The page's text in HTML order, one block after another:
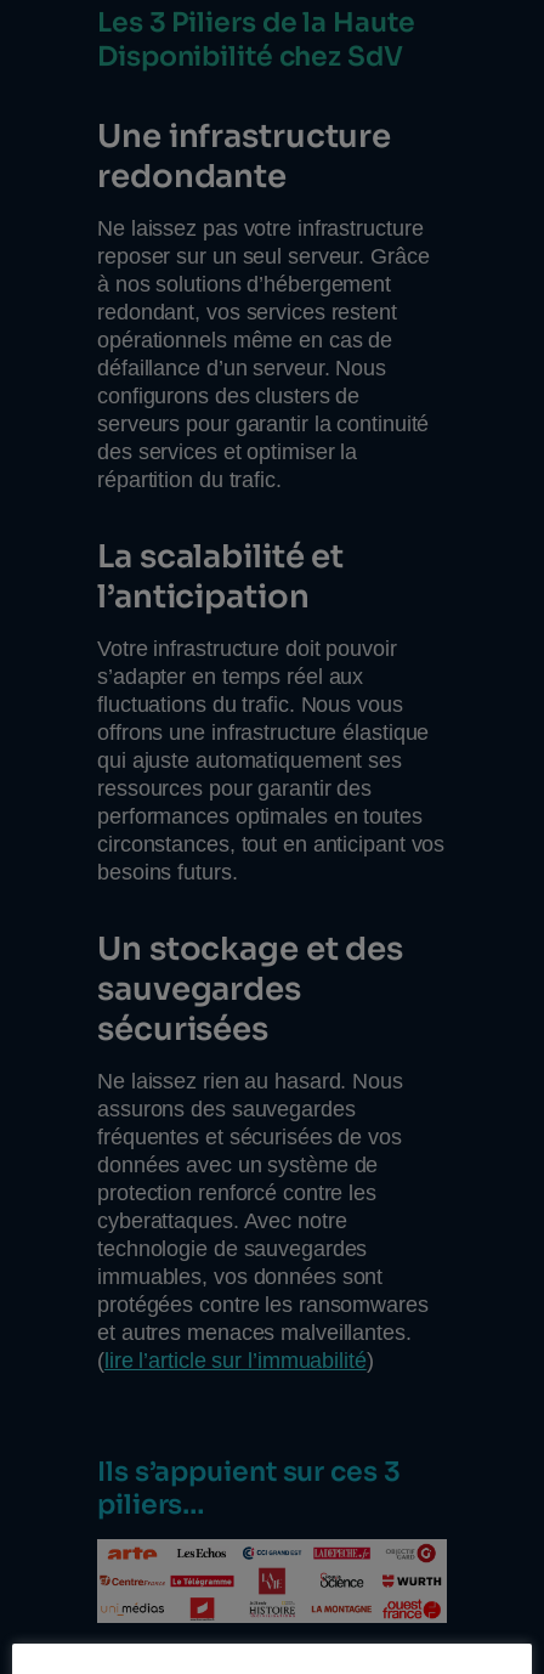
Les 3 Piliers de la Haute
Disponibilité chez SdV
Une infrastructure
redondante
Ne laissez pas votre infrastructure
reposer sur un seul serveur. Grâce
à nos solutions d’hébergement
redondant, vos services restent
opérationnels même en cas de
défaillance d’un serveur. Nous
configurons des clusters de
serveurs pour garantir la continuité
des services et optimiser la
répartition du trafic.
La scalabilité et
l’anticipation
Votre infrastructure doit pouvoir
s’adapter en temps réel aux
fluctuations du trafic. Nous vous
offrons une infrastructure élastique
qui ajuste automatiquement ses
ressources pour garantir des
performances optimales en toutes
circonstances, tout en anticipant vos
besoins futurs.
Un stockage et des
sauvegardes
sécurisées
Ne laissez rien au hasard. Nous
assurons des sauvegardes
fréquentes et sécurisées de vos
données avec un système de
protection renforcé contre les
cyberattaques. Avec notre
technologie de sauvegardes
immuables, vos données sont
protégées contre les ransomwares
et autres menaces malveillantes.
(lire l’article sur l’immuabilité)
Ils s’appuient sur ces 3
piliers…